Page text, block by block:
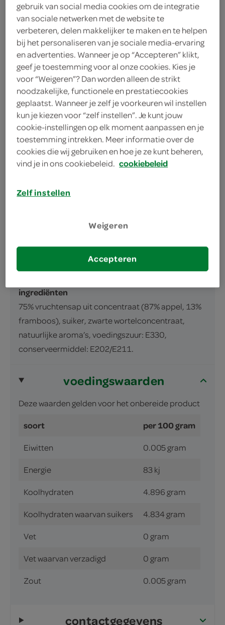
Let op: aanbiedingen zijn niet zichtbaar bij de
producten, maar worden wél automatisch
verwerkt in de winkelmand.
omschrijving
framboos, met frambozensmaak
ingrediënten
ingrediënten
75% vruchtensap uit concentraat (87% appel, 13%
framboos), suiker, zwarte wortelconcentraat,
natuurlijke aroma’s, voedingszuur: E330,
conserveermiddel: E202/E211.
voedingswaarden
Deze waarden gelden voor het onbereide product
soort per 100 gram
Eiwitten 0.005 gram
Energie 83 kj
Koolhydraten 4.896 gram
Koolhydraten waarvan suikers 4.834 gram
Vet 0 gram
Vet waarvan verzadigd 0 gram
Zout 0.005 gram
contactgegevens
gebruik van social media cookies om de integratie
van sociale netwerken met de website te
verbeteren, delen makkelijker te maken en te helpen
bij het personaliseren van je sociale media-ervaring
en advertenties. Wanneer je op “Accepteren” klikt,
geef je toestemming voor al onze cookies. Kies je
voor “Weigeren”? Dan worden alleen de strikt
noodzakelijke, functionele en prestatiecookies
geplaatst. Wanneer je zelf je voorkeuren wil instellen
kun je kiezen voor “zelf instellen”. Je kunt jouw
cookie-instellingen op elk moment aanpassen en je
toestemming intrekken. Meer informatie over de
cookies die wij gebruiken en hoe je ze kunt beheren,
vind je in ons cookiebeleid. cookiebeleid
Zelf instellen
Weigeren
Accepteren